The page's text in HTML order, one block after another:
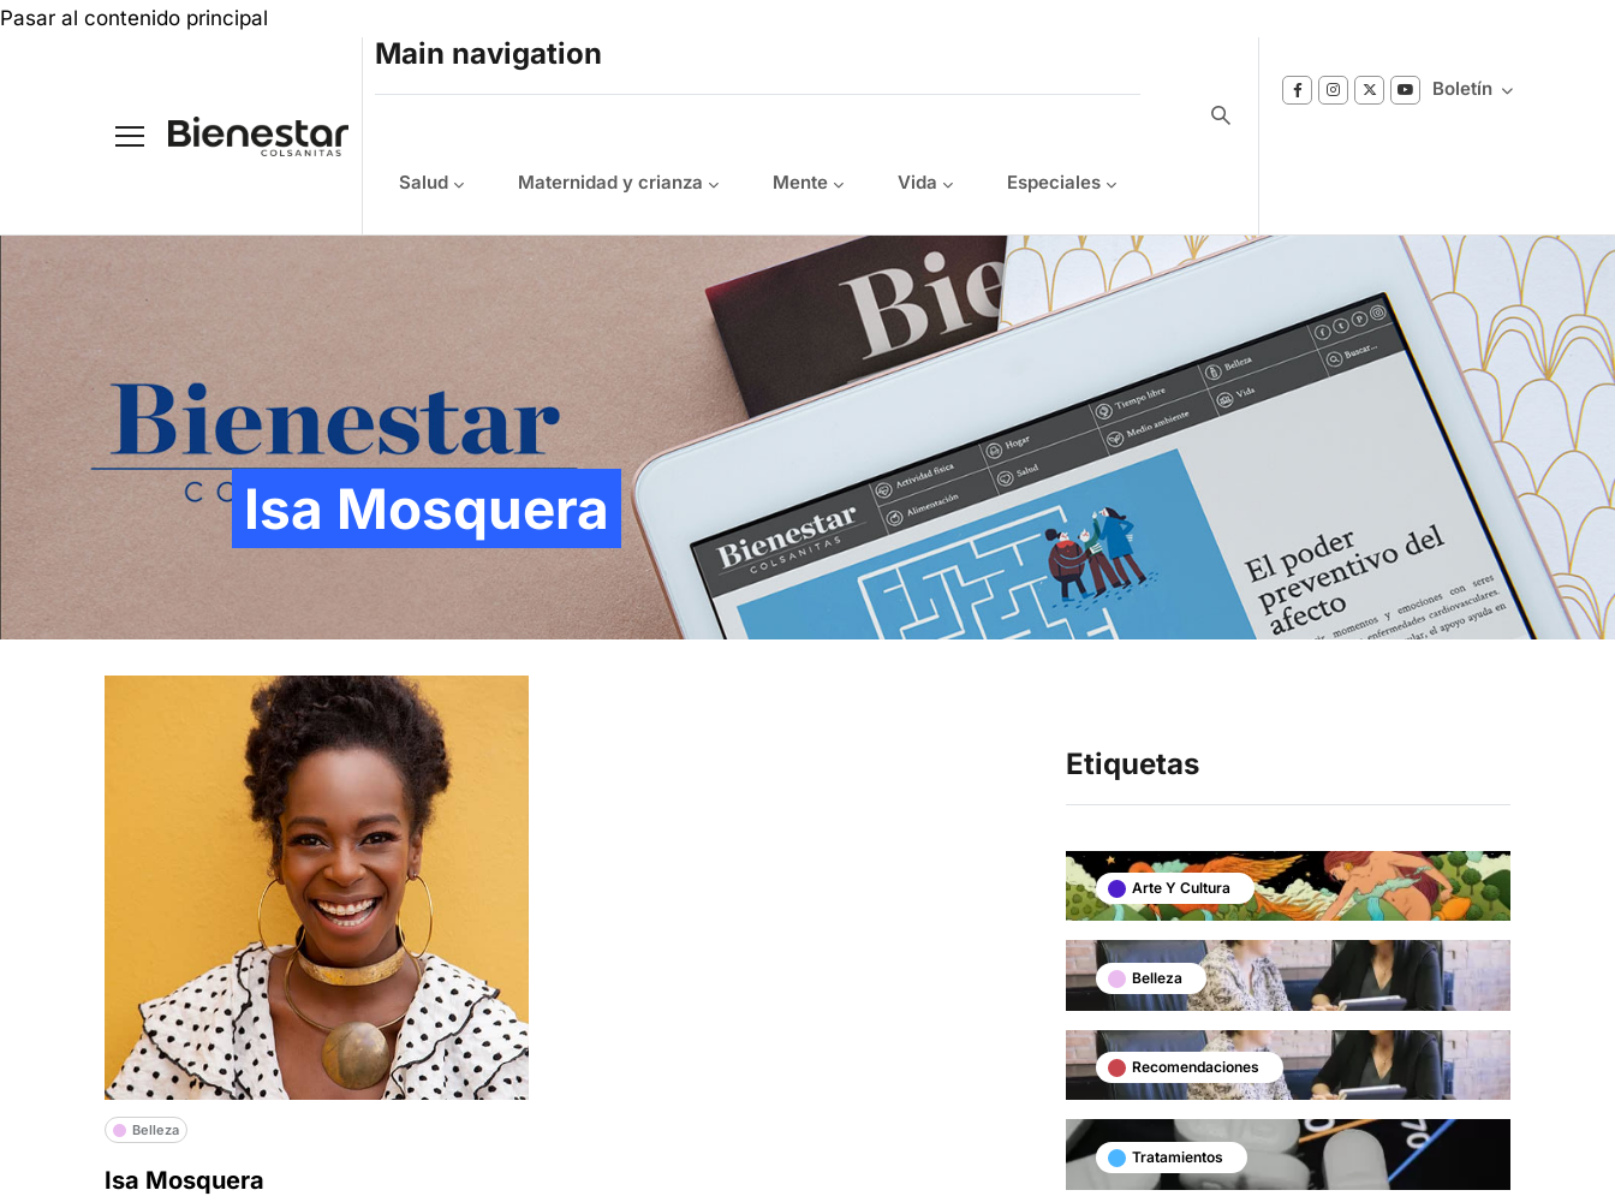
Pasar al contenido principal
Main navigation
Salud Maternidad y crianza Mente Vida Especiales
Boletín
Suscríbase a nuestro boletín
Reciba notificaciones sobre los temas de
Bienestar que le interesan.
Isa Mosquera
Belleza
Isa Mosquera
Etiquetas
Arte Y Cultura
Belleza
Recomendaciones
Tratamientos